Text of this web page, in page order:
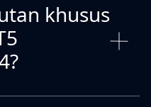
khusus